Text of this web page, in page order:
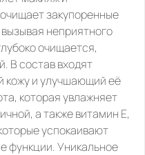
закупоренные
неприятного
очищается,
В состав входят
кожу и улучшающий её
которая увлажняет
а также витамин E,
успокаивают
функции. Уникальное